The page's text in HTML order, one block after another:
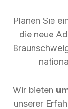
Planen Sie
die neue
Wir bieten
unserer